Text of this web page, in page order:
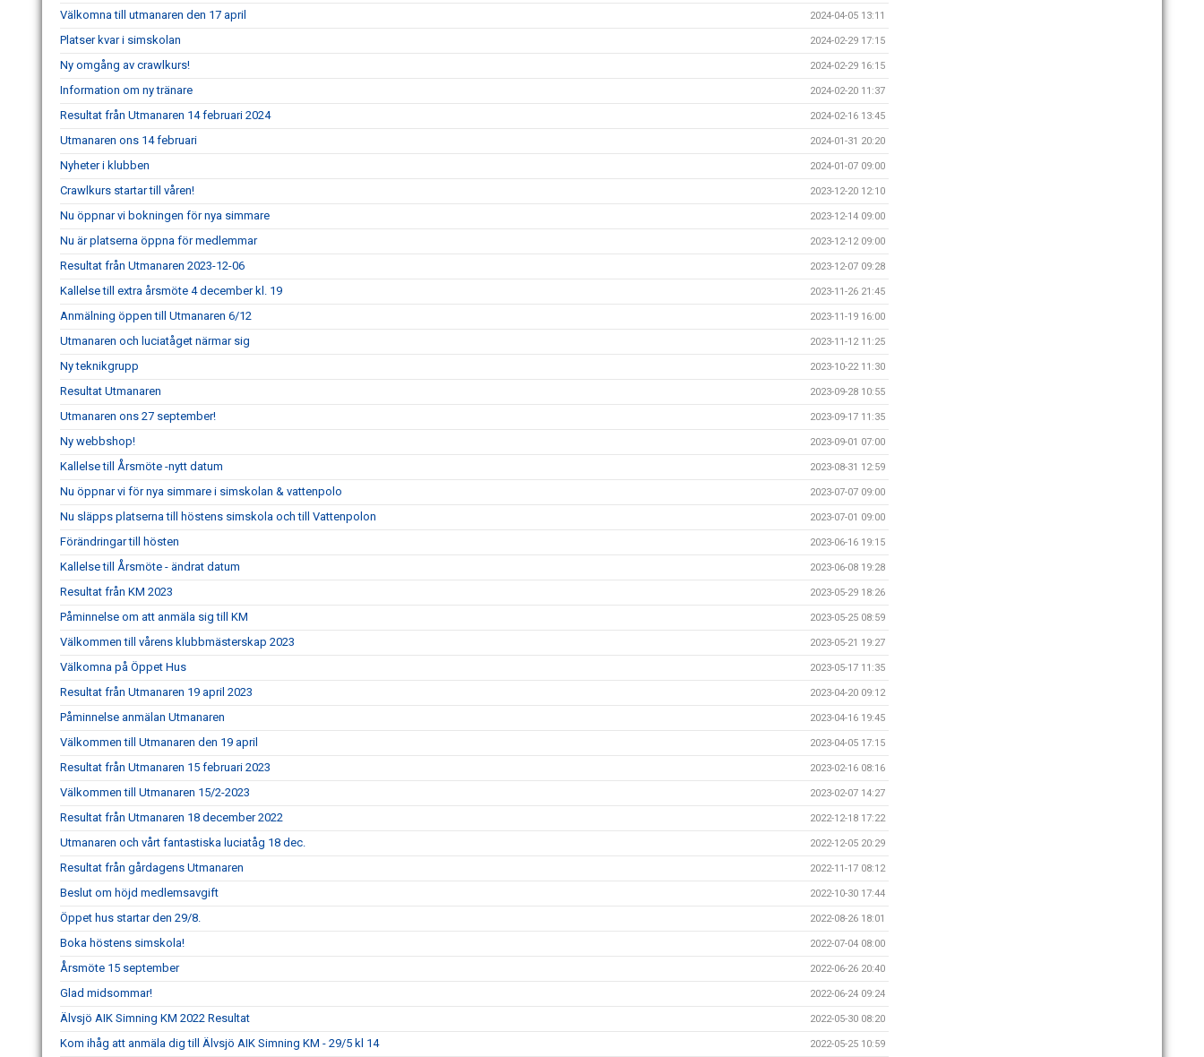
Välkomna till utmanaren den 17 april 2024-04-05 13:11
Platser kvar i simskolan 2024-02-29 17:15
Ny omgång av crawlkurs! 2024-02-29 16:15
Information om ny tränare 2024-02-20 11:37
Resultat från Utmanaren 14 februari 2024 2024-02-16 13:45
Utmanaren ons 14 februari 2024-01-31 20:20
Nyheter i klubben 2024-01-07 09:00
Crawlkurs startar till våren! 2023-12-20 12:10
Nu öppnar vi bokningen för nya simmare 2023-12-14 09:00
Nu är platserna öppna för medlemmar 2023-12-12 09:00
Resultat från Utmanaren 2023-12-06 2023-12-07 09:28
Kallelse till extra årsmöte 4 december kl. 19 2023-11-26 21:45
Anmälning öppen till Utmanaren 6/12 2023-11-19 16:00
Utmanaren och luciatåget närmar sig 2023-11-12 11:25
Ny teknikgrupp 2023-10-22 11:30
Resultat Utmanaren 2023-09-28 10:55
Utmanaren ons 27 september! 2023-09-17 11:35
Ny webbshop! 2023-09-01 07:00
Kallelse till Årsmöte -nytt datum 2023-08-31 12:59
Nu öppnar vi för nya simmare i simskolan & vattenpolo 2023-07-07 09:00
Nu släpps platserna till höstens simskola och till Vattenpolon 2023-07-01 09:00
Förändringar till hösten 2023-06-16 19:15
Kallelse till Årsmöte - ändrat datum 2023-06-08 19:28
Resultat från KM 2023 2023-05-29 18:26
Påminnelse om att anmäla sig till KM 2023-05-25 08:59
Välkommen till vårens klubbmästerskap 2023 2023-05-21 19:27
Välkomna på Öppet Hus 2023-05-17 11:35
Resultat från Utmanaren 19 april 2023 2023-04-20 09:12
Påminnelse anmälan Utmanaren 2023-04-16 19:45
Välkommen till Utmanaren den 19 april 2023-04-05 17:15
Resultat från Utmanaren 15 februari 2023 2023-02-16 08:16
Välkommen till Utmanaren 15/2-2023 2023-02-07 14:27
Resultat från Utmanaren 18 december 2022 2022-12-18 17:22
Utmanaren och vårt fantastiska luciatåg 18 dec. 2022-12-05 20:29
Resultat från gårdagens Utmanaren 2022-11-17 08:12
Beslut om höjd medlemsavgift 2022-10-30 17:44
Öppet hus startar den 29/8. 2022-08-26 18:01
Boka höstens simskola! 2022-07-04 08:00
Årsmöte 15 september 2022-06-26 20:40
Glad midsommar! 2022-06-24 09:24
Älvsjö AIK Simning KM 2022 Resultat 2022-05-30 08:20
Kom ihåg att anmäla dig till Älvsjö AIK Simning KM - 29/5 kl 14 2022-05-25 10:59